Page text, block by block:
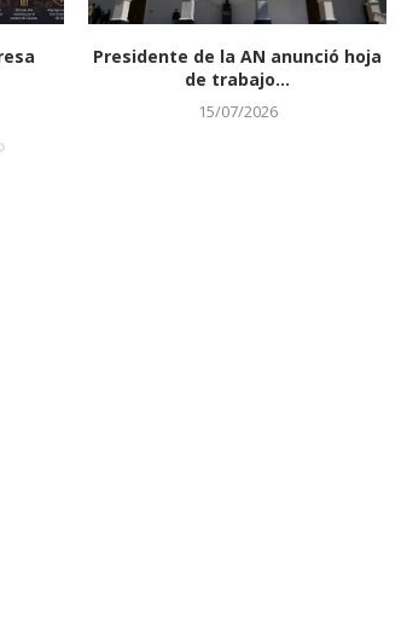
Presidente de la AN anunció hoja
de trabajo...
15/07/2026